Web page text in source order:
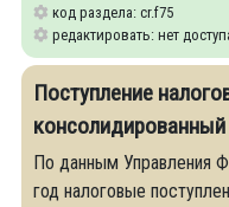
код раздела: cr.f75
редактировать: нет
Поступление
По данным Управления
год налоговые